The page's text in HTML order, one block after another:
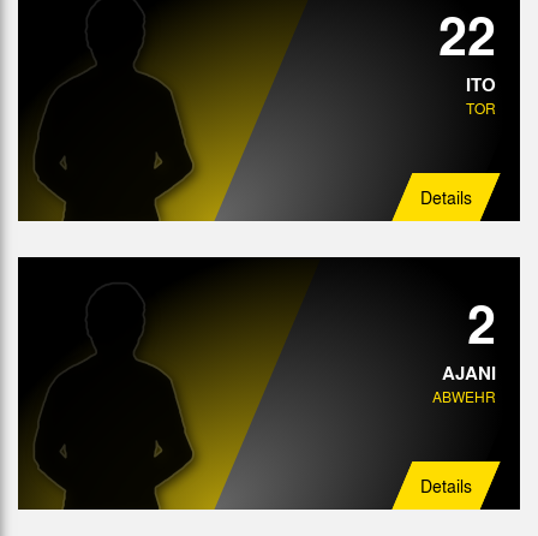
22
ITO
TOR
Details
2
AJANI
ABWEHR
Details